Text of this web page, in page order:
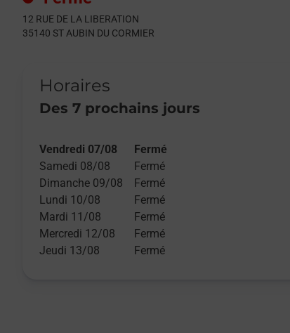
12 RUE DE LA LIBERATION
35140 ST AUBIN DU CORMIER
Horaires
Des 7 prochains jours
Vendredi 07/08
Fermé
Samedi 08/08
Fermé
Dimanche 09/08
Fermé
Lundi 10/08
Fermé
Mardi 11/08
Fermé
Mercredi 12/08
Fermé
Jeudi 13/08
Fermé